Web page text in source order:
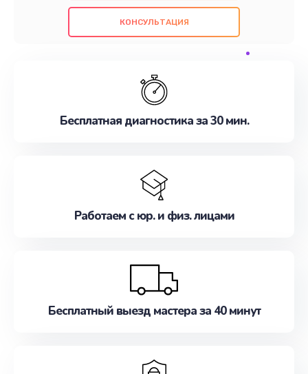
также гарантируем качество всех
проведенных работ. Наша цель - предоставить
наилучшим образом. Не медлите записаться на
КОНСУЛЬТАЦИЯ
Бесплатная диагностика за 30 мин.
Работаем с юр. и физ. лицами
Бесплатный выезд мастера за 40 минут